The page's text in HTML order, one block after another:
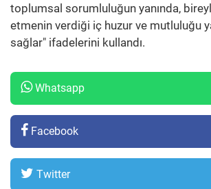
toplumsal sorumluluğun yanında,
etmenin verdiği iç huzur ve mutluluğu
sağlar" ifadelerini kullandı.
Whatsapp
Facebook
Twitter